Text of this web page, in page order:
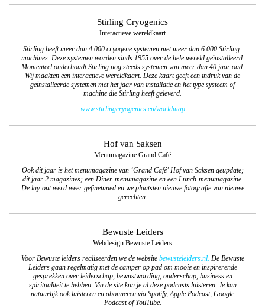
Stirling Cryogenics
Interactieve wereldkaart
Stirling heeft meer dan 4.000 cryogene systemen met meer dan 6.000 Stirling-
machines. Deze systemen worden sinds 1955 over de hele wereld geïnstalleerd.
Momenteel onderhoudt Stirling nog steeds systemen van meer dan 40 jaar oud.
Wij maakten een interactieve wereldkaart. Deze kaart geeft een indruk van de
geïnstalleerde systemen met het jaar van installatie en het type systeem of
machine die Stirling heeft geleverd.
www.stirlingcryogenics.eu/worldmap
Hof van Saksen
Menumagazine Grand Café
Ook dit jaar is het menumagazine van ‘Grand Café’ Hof van Saksen geupdate;
dit jaar 2 magazines; een Diner-menumagazine en een Lunch-menumagazine.
De lay-out werd weer gefinetuned en we plaatsten nieuwe fotografie van nieuwe
gerechten.
Bewuste Leiders
Webdesign Bewuste Leiders
Voor Bewuste leiders realiseerden we de website bewusteleiders.nl. De Bewuste
Leiders gaan regelmatig met de camper op pad om mooie en inspirerende
gesprekken over leiderschap, bewustwording, ouderschap, business en
spiritualiteit te hebben. Via de site kun je al deze podcasts luisteren. Je kan
natuurlijk ook luisteren en abonneren via Spotify, Apple Podcast, Google
Podcast of YouTube.